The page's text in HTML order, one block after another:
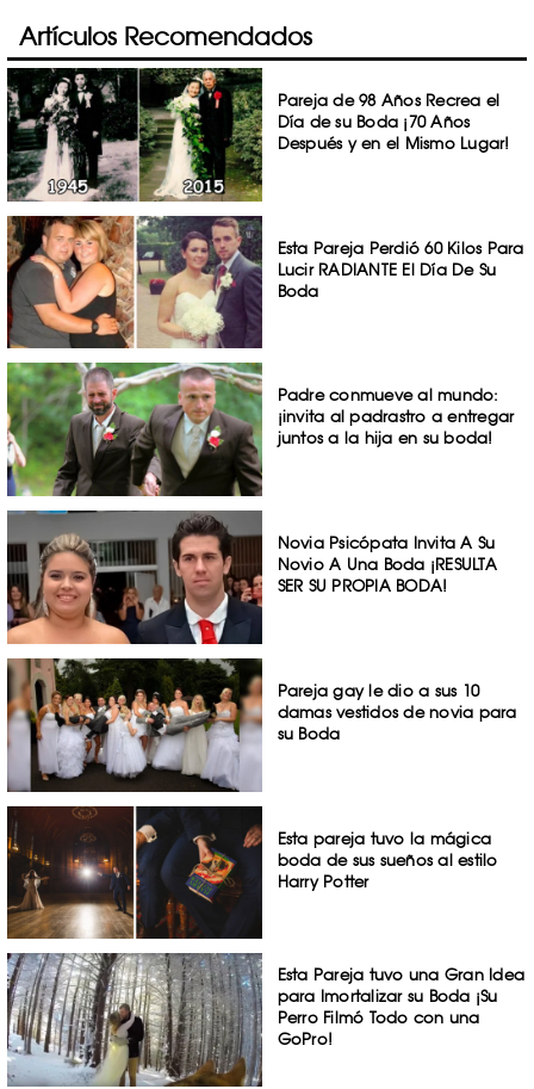
Artículos Recomendados
Pareja de 98 Años Recrea el
Día de su Boda ¡70 Años
Después y en el Mismo Lugar!
Esta Pareja Perdió 60 Kilos Para
Lucir RADIANTE El Día De Su
Boda
Padre conmueve al mundo:
¡invita al padrastro a entregar
juntos a la hija en su boda!
Novia Psicópata Invita A Su
Novio A Una Boda ¡RESULTA
SER SU PROPIA BODA!
Pareja gay le dio a sus 10
damas vestidos de novia para
su Boda
Esta pareja tuvo la mágica
boda de sus sueños al estilo
Harry Potter
Esta Pareja tuvo una Gran Idea
para Imortalizar su Boda ¡Su
Perro Filmó Todo con una
GoPro!